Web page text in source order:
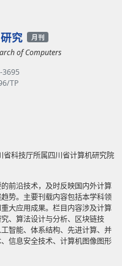
究 月刊
of Computers
3695
TP
省科技厅所属四川省计算机研究院
前沿技术，及时反映国内外计算
势。主要刊载内容包括本学科领
大应用成果。栏目内容涉及计算
、算法设计与分析、区块链技
智能、体系结构、先进计算、并
信息安全技术、计算机图像图形